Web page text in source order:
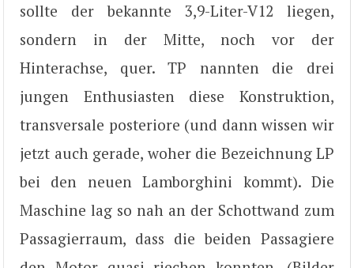
sollte der bekannte 3,9-Liter-V12 liegen,
sondern in der Mitte, noch vor der
Hinterachse, quer. TP nannten die drei
jungen Enthusiasten diese Konstruktion,
transversale posteriore (und dann wissen wir
jetzt auch gerade, woher die Bezeichnung LP
bei den neuen Lamborghini kommt). Die
Maschine lag so nah an der Schottwand zum
Passagierraum, dass die beiden Passagiere